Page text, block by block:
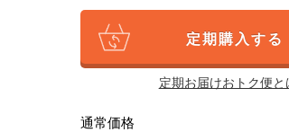
定期購入する
定期お届けおトク便と
通常価格